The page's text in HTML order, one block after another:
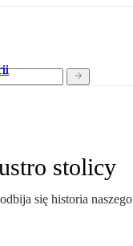
stolicy
się historia